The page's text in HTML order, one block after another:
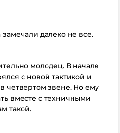
замечали далеко не все.
молодец. В начале
с новой тактикой и
четвертом звене. Но ему
вместе с техничными
такой.